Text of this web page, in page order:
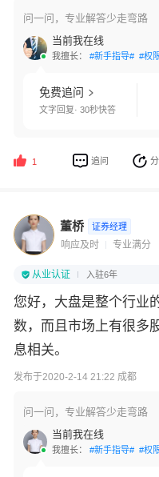
问一问，专业解答少走弯路
当前我在线
我擅长： #新手指导# #权
免费追问
文字回复· 30秒快答
1 追问
董桥 证券经理
响应及时 专业满分
从业认证 入驻6年
您好，大盘是整个行业
数，而且市场上有很多
息相关。
发布于2020-2-14 21:22 成都
问一问，专业解答少走弯路
当前我在线
我擅长： #新手指导# #权